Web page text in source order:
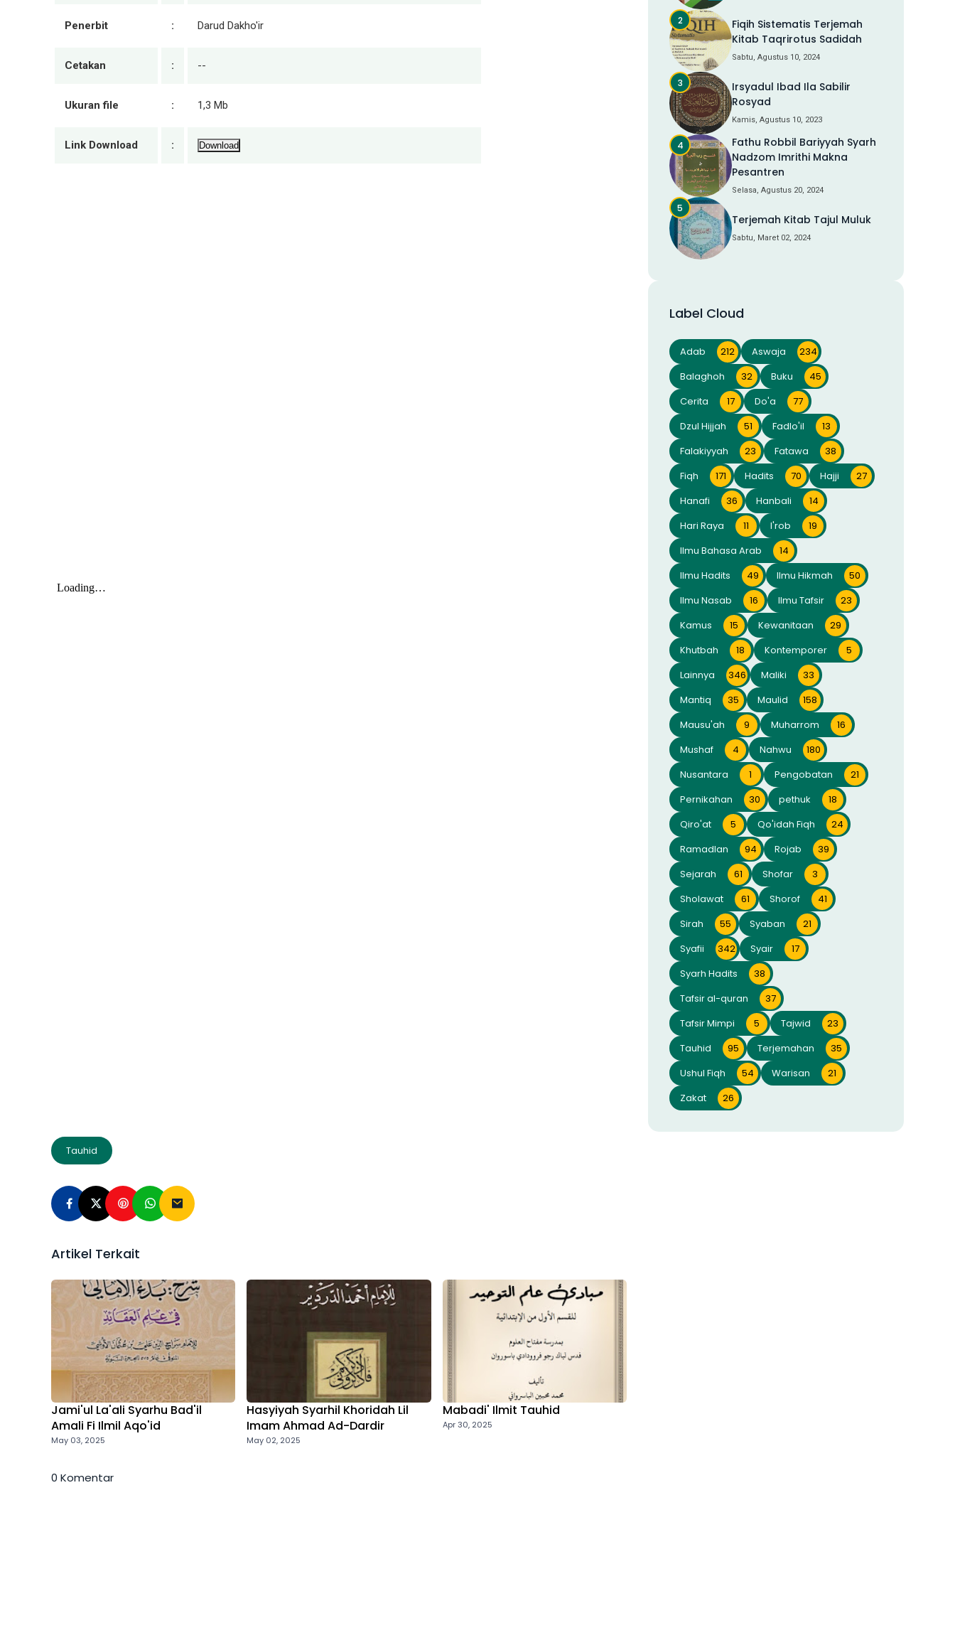
Penerbit : Darud Dakho'ir
Cetakan : --
Ukuran file : 1,3 Mb
Link Download : Download
Tauhid
Artikel Terkait
Jami'ul La'ali Syarhu Bad'il
Amali Fi Ilmil Aqo'id
May 03, 2025
Hasyiyah Syarhil Khoridah Lil
Imam Ahmad Ad-Dardir
May 02, 2025
Mabadi' Ilmit Tauhid
Apr 30, 2025
0 Komentar
Fiqih Sistematis Terjemah
Kitab Taqrirotus Sadidah
Sabtu, Agustus 10, 2024
Irsyadul Ibad Ila Sabilir
Rosyad
Kamis, Agustus 10, 2023
Fathu Robbil Bariyyah Syarh
Nadzom Imrithi Makna
Pesantren
Selasa, Agustus 20, 2024
Terjemah Kitab Tajul Muluk
Sabtu, Maret 02, 2024
Label Cloud
Adab 212 Aswaja
234
Balaghoh
32 Buku
45
Cerita
17 Do'a
77
Dzul Hijjah
51 Fadlo'il
13
Falakiyyah
23 Fatawa
38
Fiqh
171 Hadits 70 Hajji
27
Hanafi
36 Hanbali
14
Hari Raya
11 I'rob
19
Ilmu Bahasa Arab
14
Ilmu Hadits
49 Ilmu Hikmah
50
Ilmu Nasab
16 Ilmu Tafsir
23
Kamus
15 Kewanitaan
29
Khutbah
18 Kontemporer
5
Lainnya
346 Maliki
33
Mantiq
35 Maulid
158
Mausu'ah
9 Muharrom
16
Mushaf
4 Nahwu
180
Nusantara
1 Pengobatan
21
Pernikahan
30 pethuk
18
Qiro'at
5 Qo'idah Fiqh
24
Ramadlan
94 Rojab
39
Sejarah
61 Shofar
3
Sholawat
61 Shorof
41
Sirah
55 Syaban
21
Syafii
342 Syair
17
Syarh Hadits
38
Tafsir al-quran
37
Tafsir Mimpi
5 Tajwid
23
Tauhid
95 Terjemahan
35
Ushul Fiqh
54 Warisan
21
Zakat
26